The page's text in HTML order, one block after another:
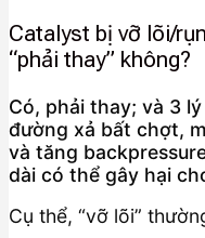
Catalyst bị vỡ lõi/
“phải thay” không?
Có, phải thay; và 3
đường xả bất chợt,
và tăng
dài có thể gây hại
Cụ thể, “vỡ lõi”